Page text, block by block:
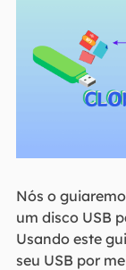
Nós o
um disco USB
Usando este
seu USB por